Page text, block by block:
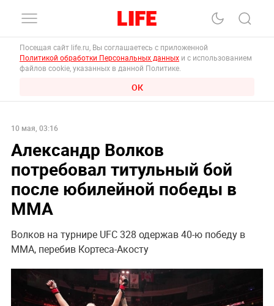
Посещая сайт life.ru, Вы соглашаетесь с приложенной
Политикой обработки Персональных данных и с использованием
файлов cookie, указанных в данной Политике.
ОК
10 мая, 03:16
Александр Волков
потребовал титульный бой
после юбилейной победы в
ММА
Волков на турнире UFC 328 одержав 40-ю победу в
ММА, перебив Кортеса-Акосту